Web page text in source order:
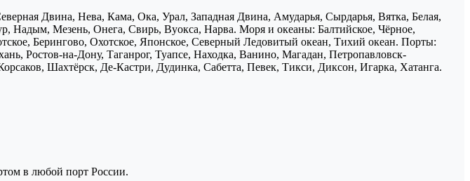
Двина, Нева, Кама, Ока, Урал, Западная Двина, Амударья, Сырдарья, Вятка, Белая,
Надым, Мезень, Онега, Свирь, Вуокса, Нарва. Моря и океаны: Балтийское, Чёрное,
Берингово, Охотское, Японское, Северный Ледовитый океан, Тихий океан. Порты:
Ростов-на-Дону, Таганрог, Туапсе, Находка, Ванино, Магадан, Петропавловск-
Шахтёрск, Де-Кастри, Дудинка, Сабетта, Певек, Тикси, Диксон, Игарка, Хатанга.
в любой порт России.